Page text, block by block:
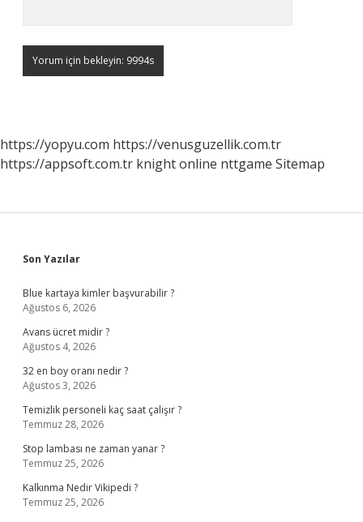
https://yopyu.com https://venusguzellik.com.tr
https://appsoft.com.tr knight online nttgame Sitemap
Sidebar
Son Yazılar
Blue kartaya kimler başvurabilir ?
Ağustos 6, 2026
Avans ücret midir ?
Ağustos 4, 2026
32 en boy oranı nedir ?
Ağustos 3, 2026
Temizlik personeli kaç saat çalışır ?
Temmuz 28, 2026
Stop lambası ne zaman yanar ?
Temmuz 25, 2026
Kalkınma Nedir Vikipedi ?
Temmuz 25, 2026